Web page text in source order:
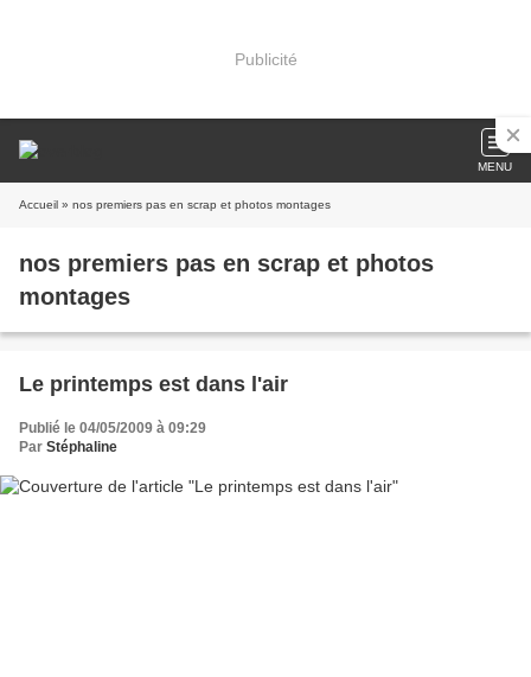
Publicité
MENU
Accueil » nos premiers pas en scrap et photos montages
nos premiers pas en scrap et photos
montages
Le printemps est dans l'air
Publié le 04/05/2009 à 09:29
Par Stéphaline